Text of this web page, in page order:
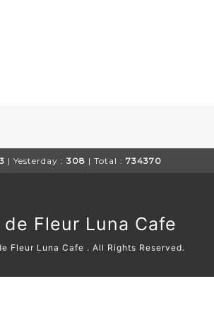
| Yesterday : 308 | Total : 734370
de Fleur Luna Cafe
Fleur Luna Cafe . All Rights Reserved.